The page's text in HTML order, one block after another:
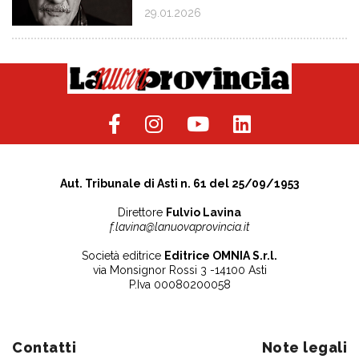
29.01.2026
Aut. Tribunale di Asti n. 61 del 25/09/1953
Direttore Fulvio Lavina
f.lavina@lanuovaprovincia.it
Società editrice Editrice OMNIA S.r.l.
via Monsignor Rossi 3 -14100 Asti
P.Iva 00080200058
Contatti Note legali